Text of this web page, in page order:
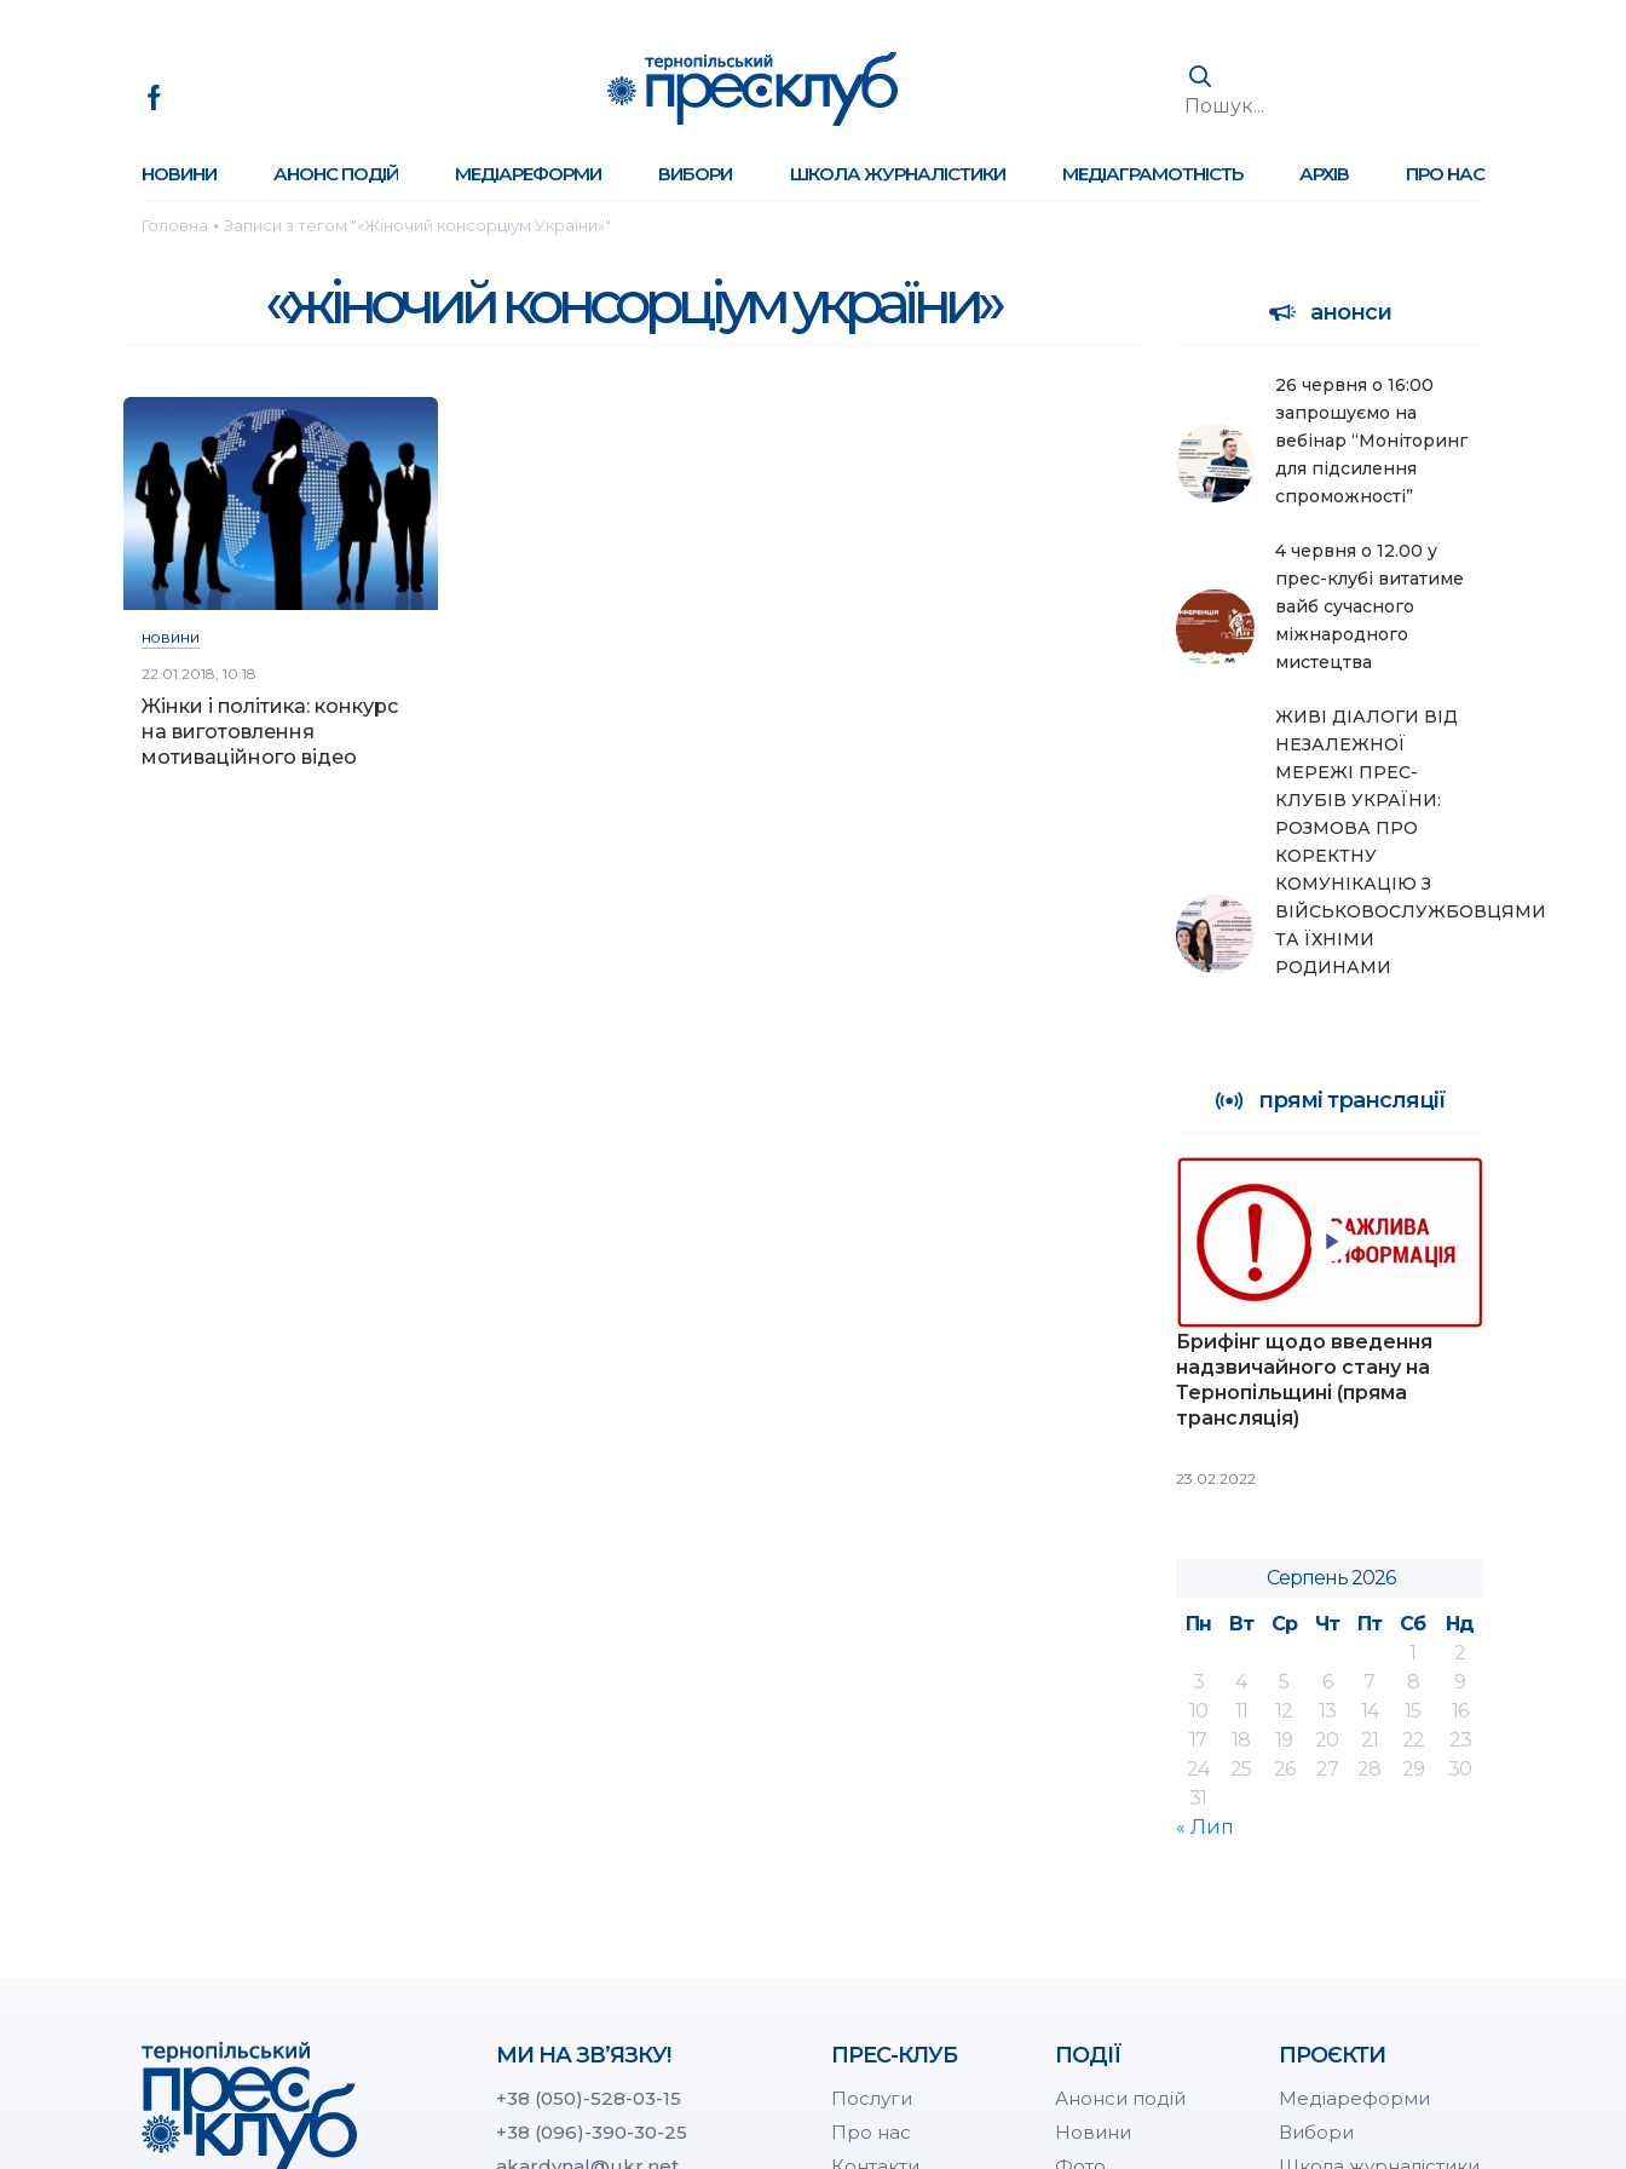
НОВИНИ АНОНС ПОДІЙ МЕДІАРЕФОРМИ ВИБОРИ ШКОЛА ЖУРНАЛІСТИКИ МЕДІАГРАМОТНІСТЬ АРХІВ ПРО НАС
Головна ● Записи з тегом "«Жіночий консорціум України»"
«жіночий консорціум україни»
НОВИНИ
22.01.2018, 10:18
Жінки і політика: конкурс
на виготовлення
мотиваційного відео
анонси
26 червня о 16:00
запрошуємо на
вебінар “Моніторинг
для підсилення
спроможності”
4 червня о 12.00 у
прес-клубі витатиме
вайб сучасного
міжнародного
мистецтва
ЖИВІ ДІАЛОГИ ВІД
НЕЗАЛЕЖНОЇ
МЕРЕЖІ ПРЕС-
КЛУБІВ УКРАЇНИ:
РОЗМОВА ПРО
КОРЕКТНУ
КОМУНІКАЦІЮ З
ВІЙСЬКОВОСЛУЖБОВЦЯМИ
ТА ЇХНІМИ
РОДИНАМИ
прямі трансляції
Брифінг щодо введення
надзвичайного стану на
Тернопільщині (пряма
трансляція)
23.02.2022
Серпень 2026
Пн
Вт Ср Чт Пт Сб
Нд
1
2
3
4 5 6 7 8
9
10
11 12 13 14 15
16
17
18 19 20 21 22
23
24
25 26 27 28 29
30
31
« Лип
МИ НА ЗВ’ЯЗКУ!
+38 (050)-528-03-15
+38 (096)-390-30-25
ПРЕС-КЛУБ
Послуги
Про нас
ПОДІЇ
Анонси подій
Новини
ПРОЄКТИ
Медіареформи
Вибори